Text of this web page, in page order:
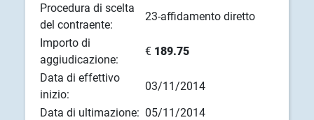
Procedura di scelta
del contraente:
23-affidamento diretto
Importo di
aggiudicazione:
€ 189.75
Data di effettivo
inizio:
03/11/2014
Data di ultimazione: 05/11/2014